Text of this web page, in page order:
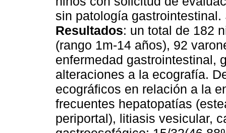
sin patología
Resultados: un total de 182
(rango 1m-14 años), 92
enfermedad gastrointestinal,
alteraciones a la ecografía.
ecográficos en relación a la
frecuentes hepatopatías
periportal), litiasis vesicular,